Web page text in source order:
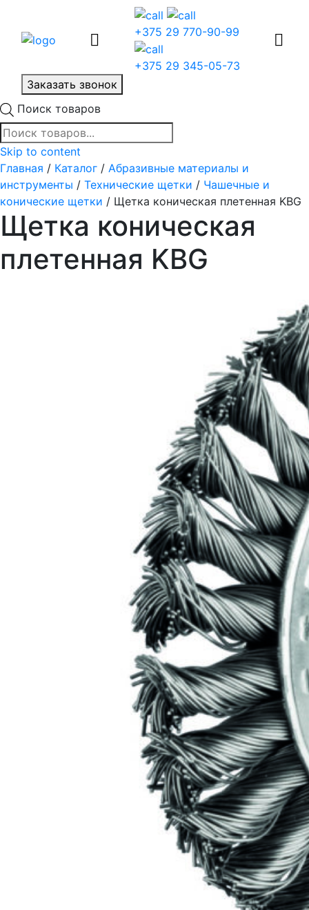
+375 29 770-90-99
+375 29 345-05-73
Заказать звонок
Поиск товаров
Skip to content
Главная / Каталог / Абразивные материалы и
инструменты / Технические щетки / Чашечные и
конические щетки / Щетка коническая плетенная KBG
Щетка коническая
плетенная KBG